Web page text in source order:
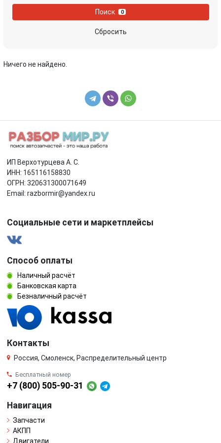
Поиск 0
Сбросить
Ничего не найдено.
ИП Верхотурцева А. С.
ИНН: 165116158830
ОГРН: 320631300071649
Email: razbormir@yandex.ru
Социальные сети и маркетплейсы
Способ оплаты
Наличный расчёт
Банковская карта
Безналичный расчёт
Контакты
Россия, Смоленск, Распределительный центр
Бесплатный номер
+7 (800) 505-90-31
Навигация
Запчасти
АКПП
Двигатели